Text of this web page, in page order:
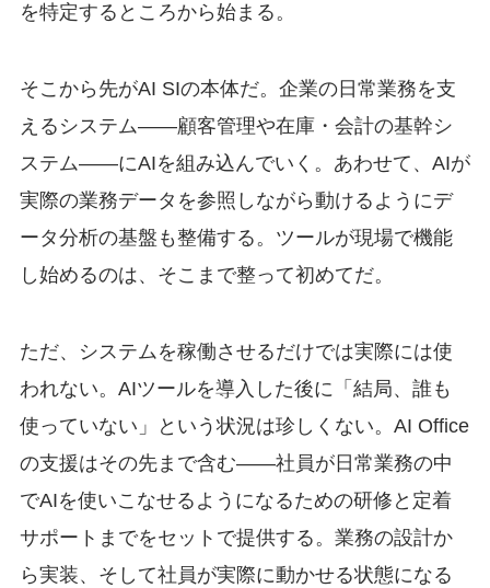
を特定するところから始まる。
そこから先がAI SIの本体だ。企業の日常業務を支
えるシステム——顧客管理や在庫・会計の基幹シ
ステム——にAIを組み込んでいく。あわせて、AIが
実際の業務データを参照しながら動けるようにデ
ータ分析の基盤も整備する。ツールが現場で機能
し始めるのは、そこまで整って初めてだ。
ただ、システムを稼働させるだけでは実際には使
われない。AIツールを導入した後に「結局、誰も
使っていない」という状況は珍しくない。AI Office
の支援はその先まで含む——社員が日常業務の中
でAIを使いこなせるようになるための研修と定着
サポートまでをセットで提供する。業務の設計か
ら実装、そして社員が実際に動かせる状態になる